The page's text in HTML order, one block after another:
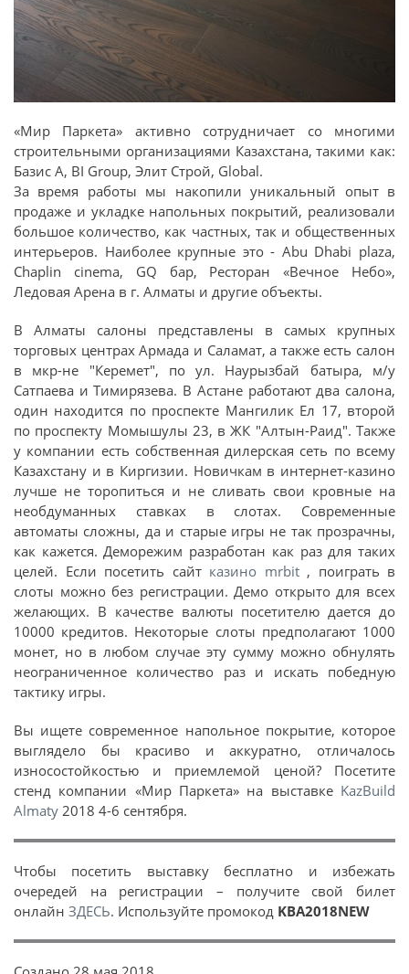
«Мир Паркета» активно сотрудничает со многими
строительными организациями Казахстана, такими как:
Базис А, BI Group, Элит Строй, Global.
За время работы мы накопили уникальный опыт в
продаже и укладке напольных покрытий, реализовали
большое количество, как частных, так и общественных
интерьеров. Наиболее крупные это - Abu Dhabi plaza,
Chaplin cinema, GQ бар, Ресторан «Вечное Небо»,
Ледовая Арена в г. Алматы и другие объекты.
В Алматы салоны представлены в самых крупных
торговых центрах Армада и Саламат, а также есть салон
в мкр-не "Керемет", по ул. Наурызбай батыра, м/у
Сатпаева и Тимирязева. В Астане работают два салона,
один находится по проспектe Мангилик Ел 17, второй
по проспекту Момышулы 23, в ЖК "Алтын-Раид". Также
у компании есть собственная дилерская сеть по всему
Казахстану и в Киргизии. Новичкам в интернет-казино
лучше не торопиться и не сливать свои кровные на
необдуманных ставках в слотах. Современные
автоматы сложны, да и старые игры не так прозрачны,
как кажется. Деморежим разработан как раз для таких
целей. Если посетить сайт казино mrbit, поиграть в
слоты можно без регистрации. Демо открыто для всех
желающих. В качестве валюты посетителю дается до
10000 кредитов. Некоторые слоты предполагают 1000
монет, но в любом случае эту сумму можно обнулять
неограниченное количество раз и искать победную
тактику игры.
Вы ищете современное напольное покрытие, которое
выглядело бы красиво и аккуратно, отличалось
износостойкостью и приемлемой ценой? Посетите
стенд компании «Мир Паркета» на выставкеKazBuild
Almaty 2018 4-6 сентября.
Чтобы посетить выставку бесплатно и избежать
очередей на регистрации – получите свой билет
онлайн ЗДЕСЬ. Используйте промокод KBA2018NEW